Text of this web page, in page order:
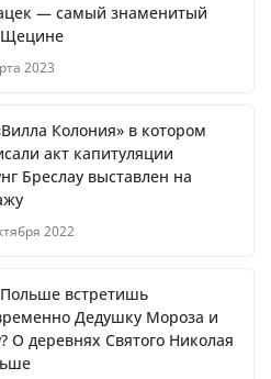
— самый знаменитый
Щецине
2023
Колония» в котором
акт капитуляции
Бреслау выставлен на
2022
Польше встретишь
Дедушку Мороза и
О деревнях Святого Николая